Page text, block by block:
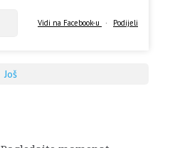
Vidi na Facebook-u · Podijeli
Još